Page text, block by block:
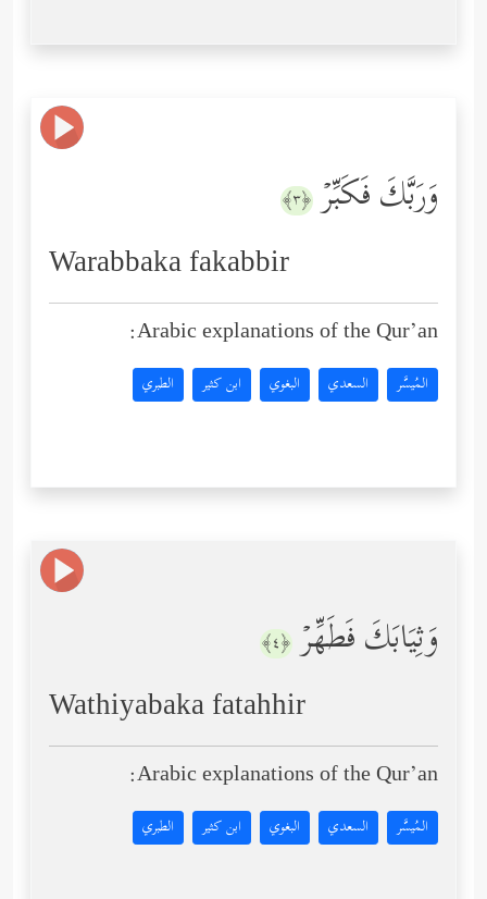
وَرَبَّكَ فَكَبِّرۡ ﴿٣﴾
Warabbaka fakabbir
Arabic explanations of the Qur’an:
المُيسَّر السعدي البغوي ابن كثير الطبري
وَثِیَابَكَ فَطَهِّرۡ ﴿٤﴾
Wathiyabaka fatahhir
Arabic explanations of the Qur’an:
المُيسَّر السعدي البغوي ابن كثير الطبري